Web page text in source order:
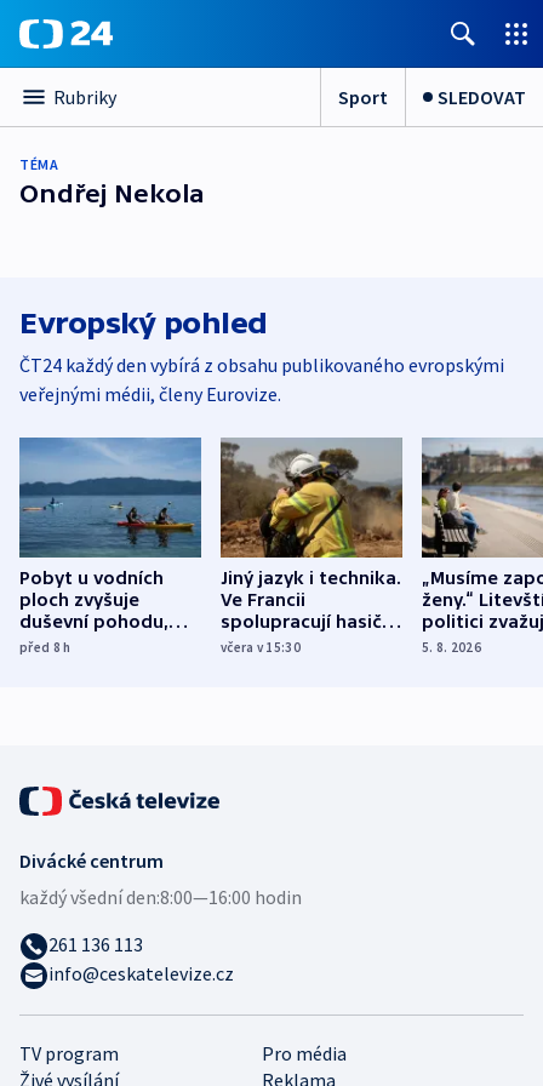
Rubriky Sport SLEDOVAT
TÉMA
Ondřej Nekola
Evropský pohled
ČT24 každý den vybírá z obsahu publikovaného evropskými
veřejnými médii, členy Eurovize.
Pobyt u vodních
ploch zvyšuje
duševní pohodu,
ukázala
před 8h
Jiný jazyk i technika.
Ve Francii
spolupracují hasiči z
různých zemí
včera v 15:30
„Musíme
ženy.“
politici
dohodu o
5. 8. 2026
TV program
Pro média
Živé vysílání
Reklama
Divácké centrum
každý všední den:8:00—16:00 hodin
261 136 113
info@ceskatelevize.cz